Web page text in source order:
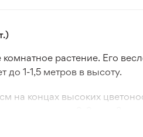
растение. Его
до 1-1,5 метров в высоту.
на концах высоких